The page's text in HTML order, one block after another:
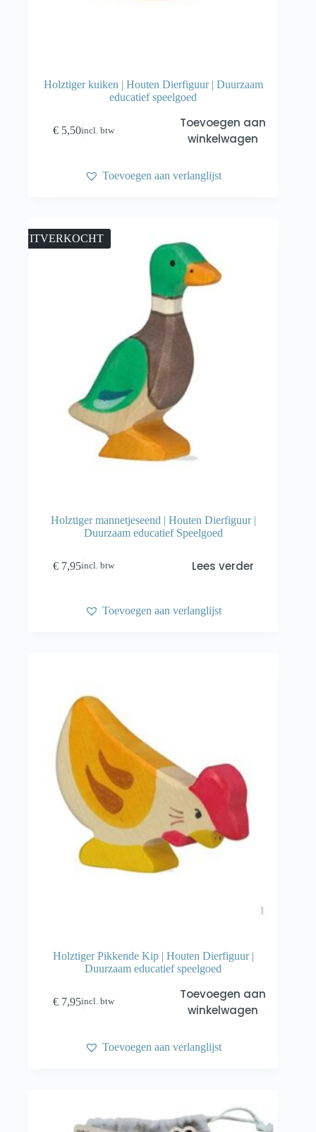
Holztiger kuiken | Houten Dierfiguur | Duurzaam
educatief speelgoed
€ 5,50incl. btw
Toevoegen aan
winkelwagen
Toevoegen aan verlanglijst
UITVERKOCHT
Holztiger mannetjeseend | Houten Dierfiguur |
Duurzaam educatief Speelgoed
€ 7,95incl. btw Lees verder
Toevoegen aan verlanglijst
Holztiger Pikkende Kip | Houten Dierfiguur |
Duurzaam educatief speelgoed
€ 7,95incl. btw
Toevoegen aan
winkelwagen
Toevoegen aan verlanglijst